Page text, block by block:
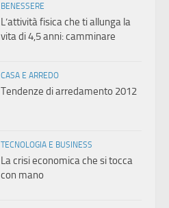
BENESSERE
L’attività fisica che ti allunga la
vita di 4,5 anni: camminare
CASA E ARREDO
Tendenze di arredamento 2012
TECNOLOGIA E BUSINESS
La crisi economica che si tocca
con mano